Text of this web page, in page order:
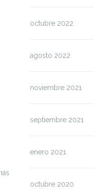
octubre 2022
agosto 2022
noviembre 2021
septiembre 2021
enero 2021
octubre 2020